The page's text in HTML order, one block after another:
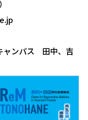
ャンパス 田中、吉